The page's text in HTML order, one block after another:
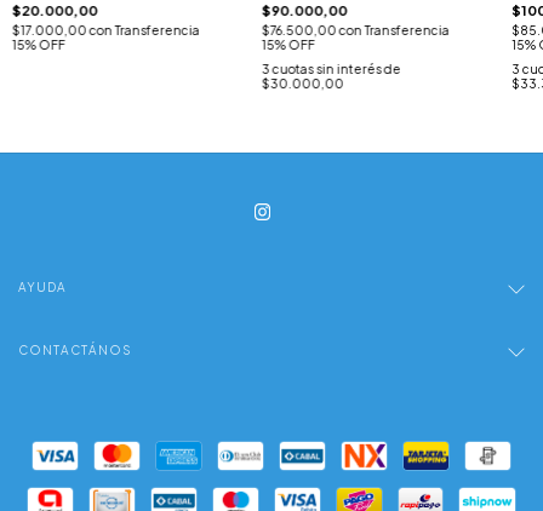
$20.000,00
$17.000,00con Transferencia
15% OFF
$90.000,00
$76.500,00con Transferencia
15% OFF
3 cuotas sin interés de
$30.000,00
15%
3
AYUDA
CONTACTÁNOS